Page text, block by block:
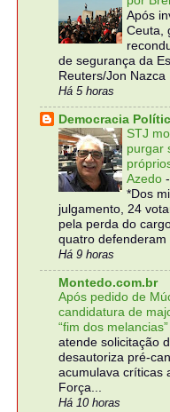
Após
Ceuta,
de segurança da
Reuters/Jon Nazca
Há 5 horas
Democracia
STJ
purgar
Azedo -
*Dos
julgamento, 24
pela perda do
quatro defenderam
Há 9 horas
Montedo.com.br
Após pedido de
candidatura de
“fim dos melancias”
atende solicitação
desautoriza pré-
acumulava críticas
Força...
Há 10 horas